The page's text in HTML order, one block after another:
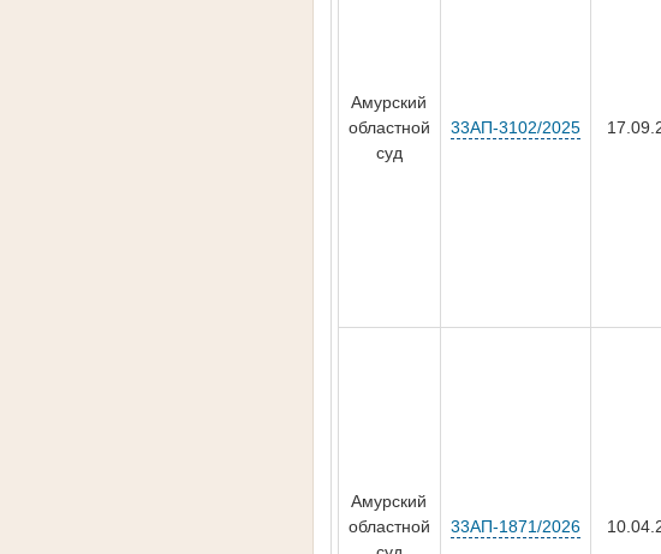
Амурский
областной
суд
33АП-3102/2025
Амурский
областной
33АП-1871/2026